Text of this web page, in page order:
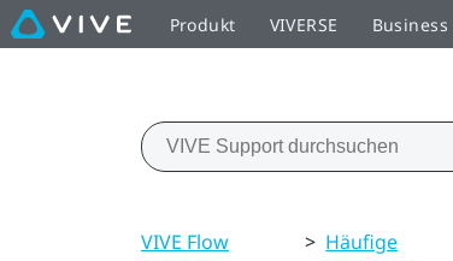
Produkt VIVERSE Business
VIVE Flow
> Häufige